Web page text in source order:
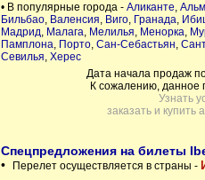
• В популярные города - Аликанте,
Бильбао, Валенсия, Виго, Гранада,
Мадрид, Малага, Мелилья, Менорка,
Памплона, Порто, Сан-Себастьян,
Севилья, Херес
Дата начала продаж
К сожалению, данное
Узнать
заказать и
Спецпредложения на билеты
•
Перелет осуществляется в страны -